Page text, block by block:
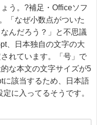
う。?補足・Officeソフ
「なぜ小数点がついた
んだろう？」と不思議
、日本独自の文字の大
れています。「号」で
な本文の文字サイズが5
に該当するため、日本語
に入ってるそうです。